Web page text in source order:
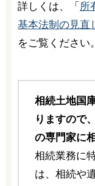
詳しくは、「 所
基本法制の見直
をご覧ください。
相続土地国
りますので
の専門家に
相続業務に
は、相続や